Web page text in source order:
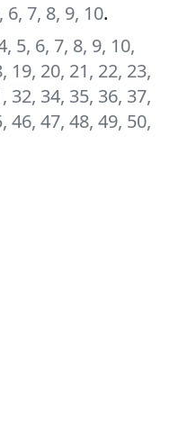
6, 7, 8, 9, 10.
5, 6, 7, 8, 9, 10,
19, 20, 21, 22, 23,
32, 34, 35, 36, 37,
46, 47, 48, 49, 50,